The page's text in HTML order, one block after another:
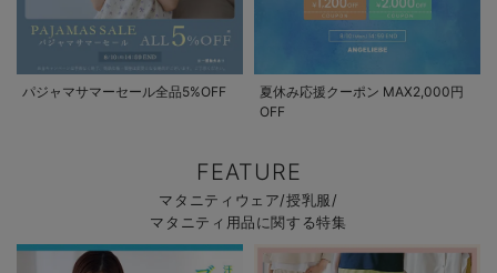
パジャマサマーセール全品5%OFF
夏休み応援クーポン MAX2,000円
OFF
FEATURE
マタニティウェア/授乳服/
マタニティ用品に関する特集